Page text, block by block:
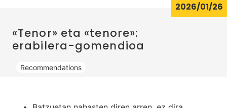
«Tenor» eta «tenore»:
erabilera-gomendioa
Recommendations
2026/01/26